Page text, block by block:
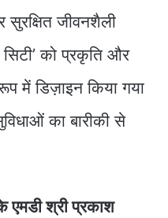
सुरक्षित जीवनशैली
को प्रकृति और
डिज़ाइन किया गया
का बारीकी से
एमडी श्री प्रकाश